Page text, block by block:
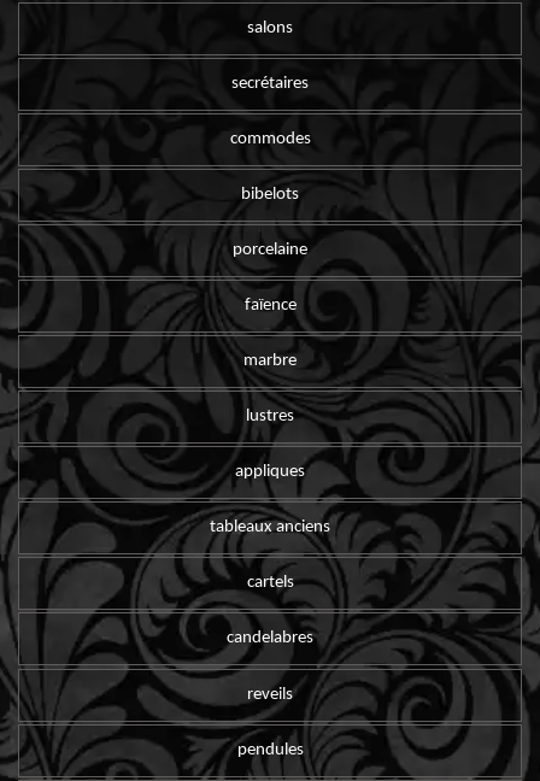
salons
secrétaires
commodes
bibelots
porcelaine
faïence
marbre
lustres
appliques
tableaux anciens
cartels
candelabres
reveils
pendules